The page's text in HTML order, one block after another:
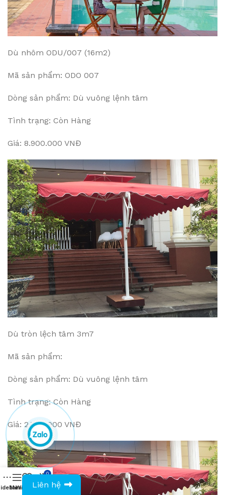
Dù nhôm ODU/007 (16m2)
Mã sản phẩm: ODO 007
Dòng sản phẩm: Dù vuông lệnh tâm
Tình trạng: Còn Hàng
Giá: 8.900.000 VNĐ
Dù tròn lệch tâm 3m7
Mã sản phẩm:
Dòng sản phẩm: Dù vuông lệnh tâm
Tình trạng: Còn Hàng
Giá: 2.700.000 VNĐ
MenuWishlistCompare
0
Cart
Liên hệ
0943594386